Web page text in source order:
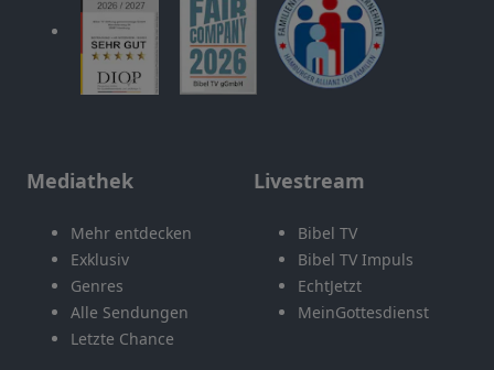
Mediathek
Mehr entdecken
Exklusiv
Genres
Alle Sendungen
Letzte Chance
Livestream
Bibel TV
Bibel TV Impuls
EchtJetzt
MeinGottesdienst